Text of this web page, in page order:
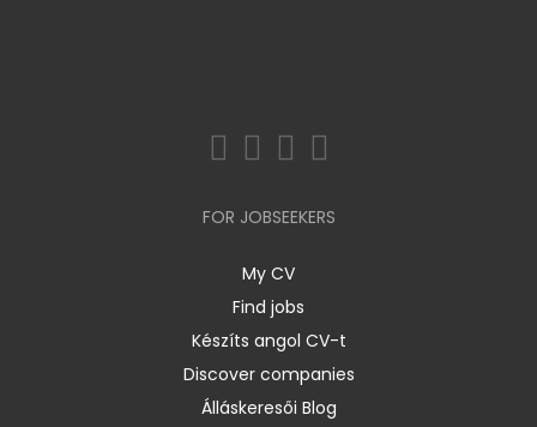
FOR JOBSEEKERS
My CV
Find jobs
Készíts angol CV-t
Discover companies
Álláskeresői Blog